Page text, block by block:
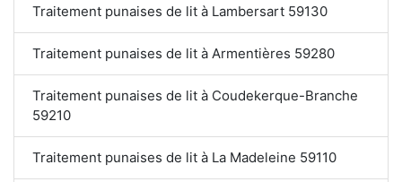
Traitement punaises de lit à Lambersart 59130
Traitement punaises de lit à Armentières 59280
Traitement punaises de lit à Coudekerque-Branche
59210
Traitement punaises de lit à La Madeleine 59110